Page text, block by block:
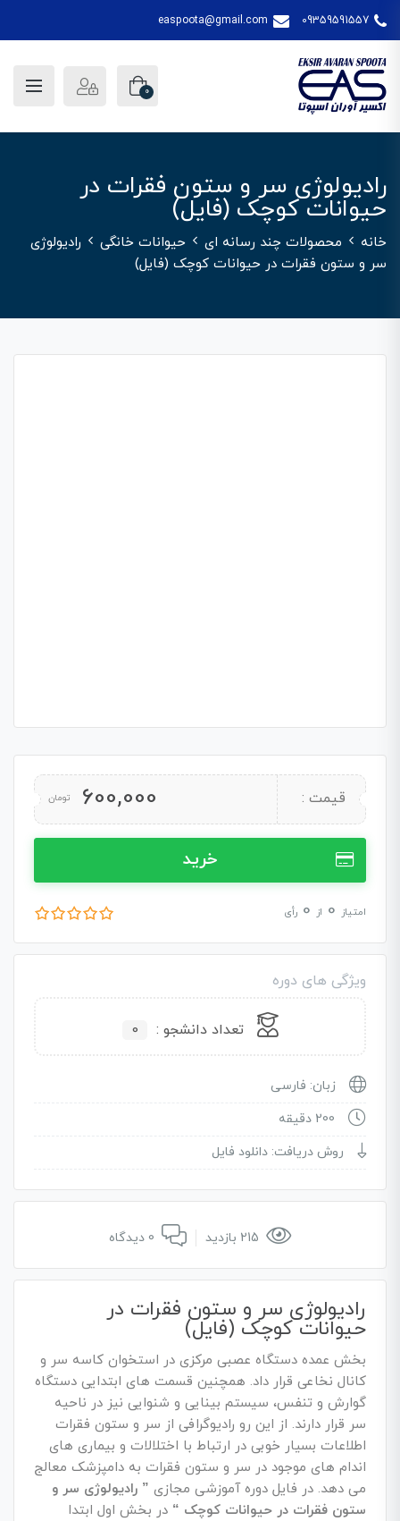
09359591557
easpoota@gmail.com
0
رادیولوژی سر و ستون فقرات در
حیوانات کوچک (فایل)
خانه محصولات چند رسانه ای حیوانات خانگی
رادیولوژی
سر و ستون فقرات در حیوانات کوچک (فایل)
قیمت : 600,000 تومان
خرید
امتیاز 0 از 0 رأی
ویژگی های دوره
تعداد دانشجو : 0
زبان: فارسی
200 دقیقه
روش دریافت: دانلود فایل
رادیولوژی سر و ستون فقرات در
حیوانات کوچک (فایل)
بخش عمده دستگاه عصبی مرکزی در استخوان کاسه سر و
کانال نخاعی قرار داد. همچنین قسمت های ابتدایی دستگاه
گوارش و تنفس، سیستم بینایی و شنوایی نیز در ناحیه
سر قرار دارند. از این رو رادیوگرافی از سر و ستون فقرات
اطلاعات بسیار خوبی در ارتباط با اختلالات و بیماری های
اندام های موجود در سر و ستون فقرات به دامپزشک معالج
می دهد. در فایل دوره آموزشی مجازی” رادیولوژی سر و
ستون فقرات در حیوانات کوچک “ در بخش اول ابتدا